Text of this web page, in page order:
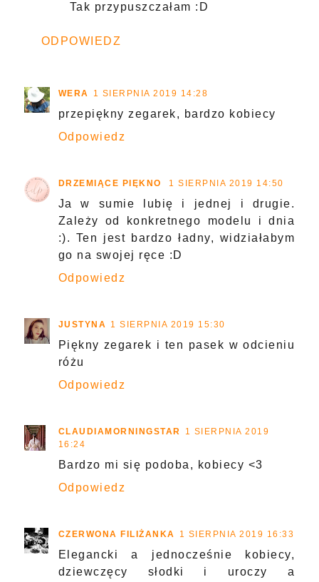
Tak przypuszczałam :D
ODPOWIEDZ
WERA 1 SIERPNIA 2019 14:28
przepiękny zegarek, bardzo kobiecy
Odpowiedz
DRZEMIĄCE PIĘKNO 1 SIERPNIA 2019 14:50
Ja w sumie lubię i jednej i drugie.
Zależy od konkretnego modelu i dnia
:). Ten jest bardzo ładny, widziałabym
go na swojej ręce :D
Odpowiedz
JUSTYNA 1 SIERPNIA 2019 15:30
Piękny zegarek i ten pasek w odcieniu
różu
Odpowiedz
CLAUDIAMORNINGSTAR
1 SIERPNIA 2019
16:24
Bardzo mi się podoba, kobiecy <3
Odpowiedz
CZERWONA FILIŻANKA 1 SIERPNIA 2019 16:33
Elegancki a jednocześnie kobiecy,
dziewczęcy słodki i uroczy a